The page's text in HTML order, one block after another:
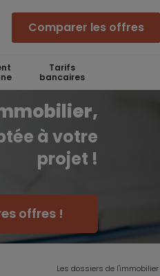
Comparer les offres
Tarifs
bancaires
à votre
projet !
offres !
Les dossiers de l'immobilier